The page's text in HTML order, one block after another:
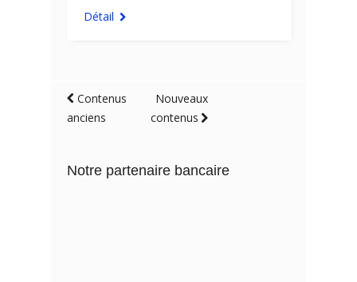
Détail
Contenus
anciens
Nouveaux
contenus
Notre partenaire bancaire